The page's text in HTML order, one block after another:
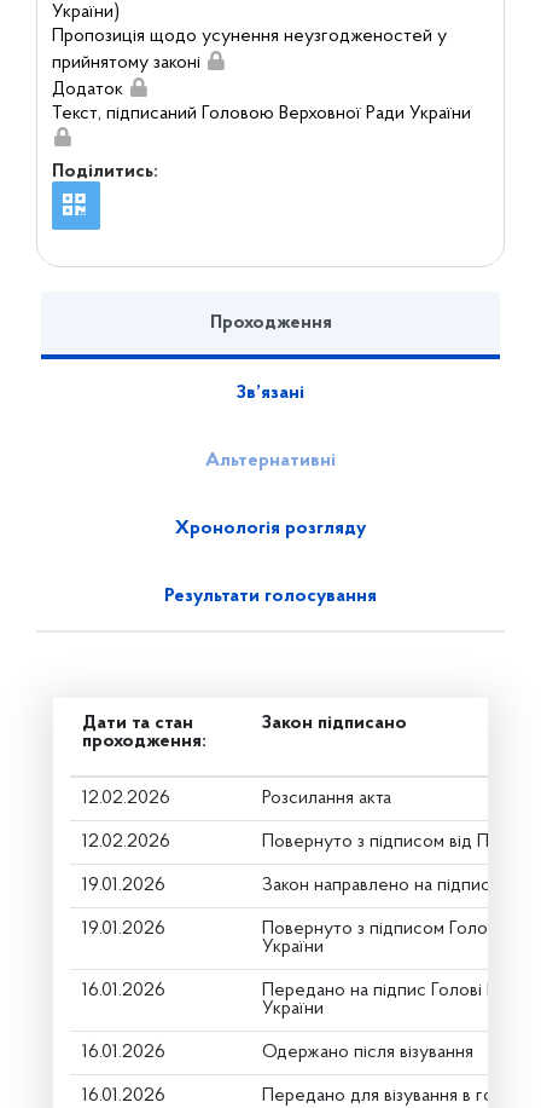
України)
Пропозиція щодо усунення неузгодженостей у
прийнятому законі
Додаток
Текст, підписаний Головою Верховної Ради України
Поділитись:
Проходження
Зв’язані
Альтернативні
Хронологія розгляду
Результати голосування
Дати та стан
проходження:
Закон підписано
12.02.2026 Розсилання акта
12.02.2026 Повернуто з підписом від
19.01.2026 Закон направлено на підпис
19.01.2026
Повернуто з підписом Голови
України
16.01.2026
Передано на підпис Голові
України
16.01.2026 Одержано після візування
16.01.2026 Передано для візування в